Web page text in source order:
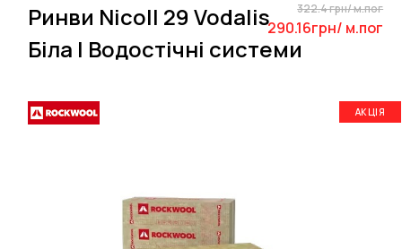
Ринви Nicoll 29 Vodalis
Біла | Водостічні системи
322.4 грн/ м.пог
290.16грн/ м.пог
АКЦІЯ